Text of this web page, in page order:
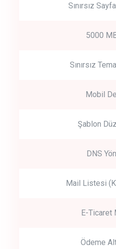
Sınırsız
5000
Sınırsız
Mobil
Şablon
DNS
Mail Listesi
E-Ticaret
Ödeme Alt